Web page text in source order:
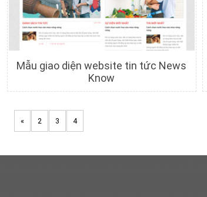
Chi tiết Xem trước
Mẫu giao diện website tin tức News
Know
« 2 3 4